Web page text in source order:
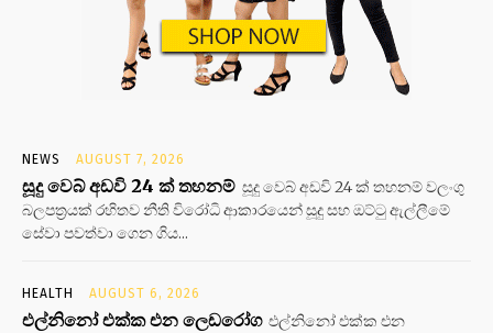
NEWS AUGUST 7, 2026
සූදු වෙබ් අඩවි 24 ක් තහනම් සූදු වෙබ් අඩවි 24 ක් තහනම් වලංගු
බලපත්‍රයක් රහිතව නීති විරෝධි ආකාරයෙන් සූදු සහ ඔට්ටු ඇල්ලීමේ
සේවා පවත්වා ගෙන ගිය...
HEALTH AUGUST 6, 2026
එල්නිනෝ එක්ක එන ලෙඩරෝග එල්නිනෝ එක්ක එන